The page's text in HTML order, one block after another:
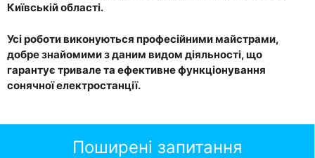
Київській області.
Усі роботи виконуються професійними майстрами,
добре знайомими з даним видом діяльності, що
гарантує тривале та ефективне функціонування
сонячної електростанції.
Поширені запитання